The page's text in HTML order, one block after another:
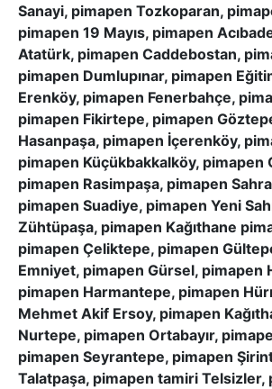
Sanayi, pimapen Tozkoparan,
pimapen 19 Mayıs, pimapen
Atatürk, pimapen Caddebostan,
pimapen Dumlupınar, pimapen
Erenköy, pimapen Fenerbahçe,
pimapen Fikirtepe, pimapen
Hasanpaşa, pimapen İçerenköy,
pimapen Küçükbakkalköy, pimapen
pimapen Rasimpaşa, pimapen
pimapen Suadiye, pimapen Yeni
Zühtüpaşa, pimapen Kağıthane
pimapen Çeliktepe, pimapen
Emniyet, pimapen Gürsel, pimapen
pimapen Harmantepe, pimapen
Mehmet Akif Ersoy, pimapen
Nurtepe, pimapen Ortabayır,
pimapen Seyrantepe, pimapen
Talatpaşa, pimapen tamiri Telsizler,